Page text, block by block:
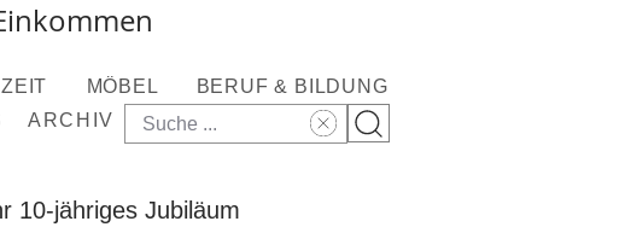
MÖBEL
ARCHIV
BERUF & BILDUNG
10-jähriges Jubiläum